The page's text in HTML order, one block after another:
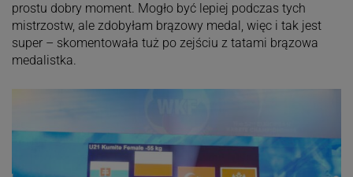
prostu dobry moment. Mogło być lepiej podczas tych
mistrzostw, ale zdobyłam brązowy medal, więc i tak jest
super – skomentowała tuż po zejściu z tatami brązowa
medalistka.